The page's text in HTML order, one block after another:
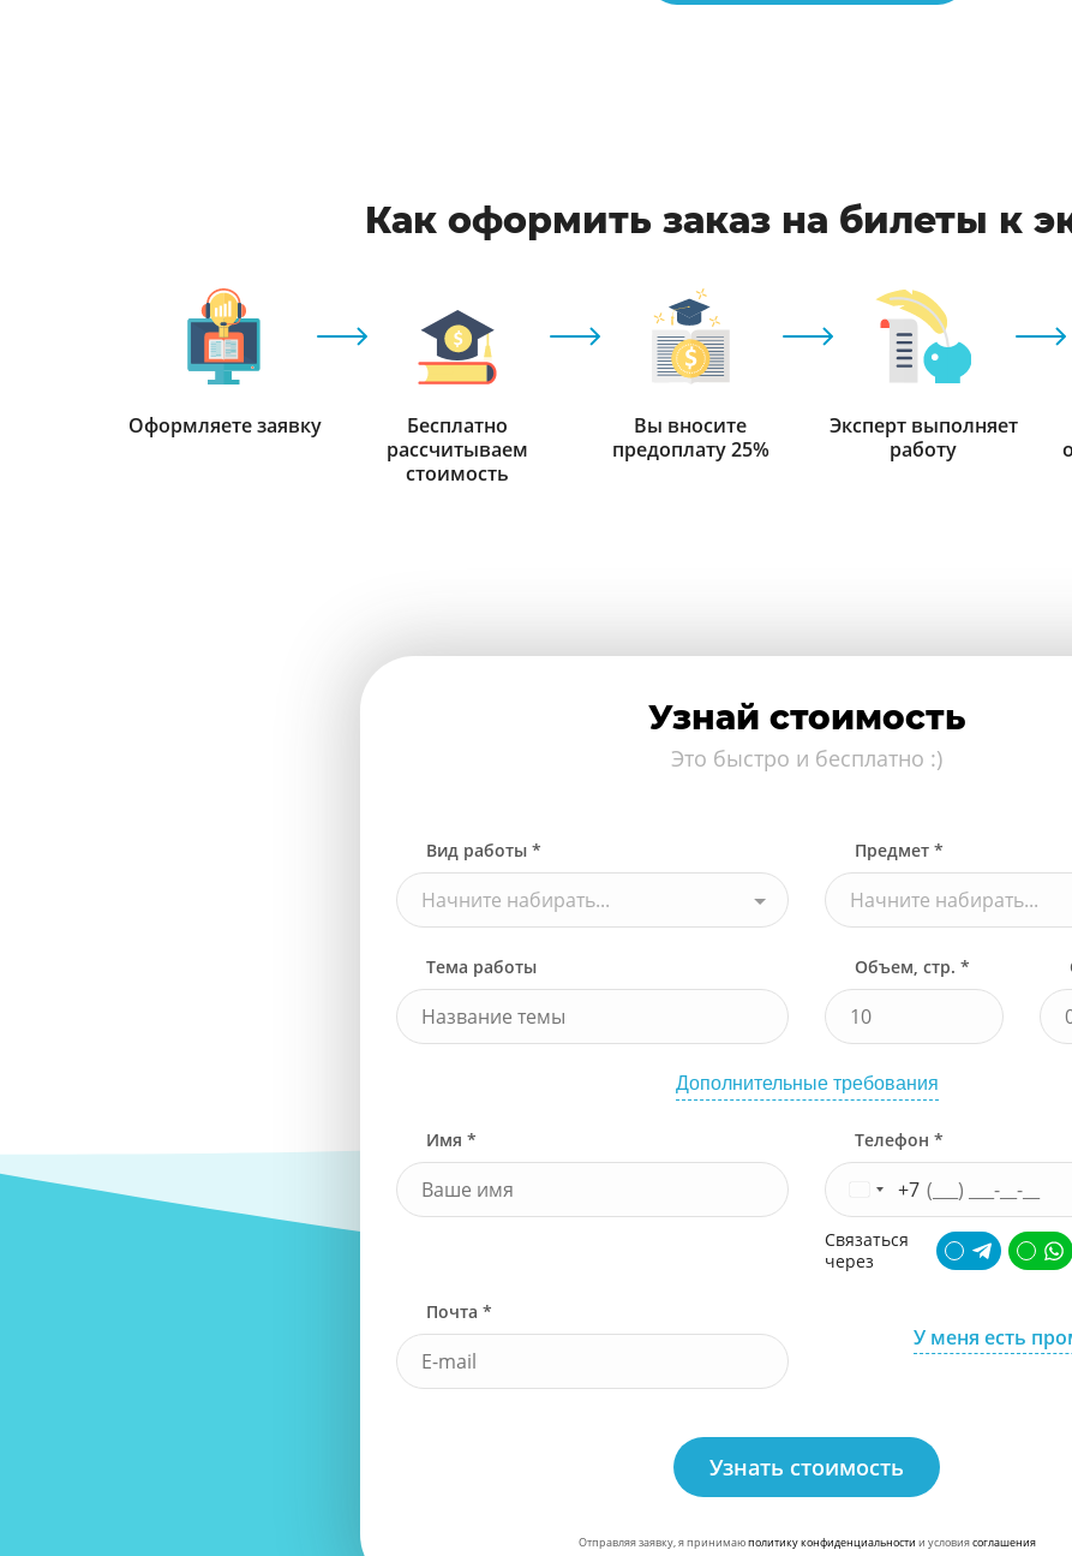
Как оформить заказ на билеты к
Оформляете заявку
Бесплатно
рассчитываем
стоимость
Вы вносите
предоплату 25%
Эксперт выполняет
работу
Узнай стоимость
Это быстро и бесплатно :)
Вид работы *
Начните набирать...
Предмет *
Начните набирать...
Тема работы Объем, стр. *
Дополнительные требования
Имя * Телефон *
+7
Связаться
через
Почта *
У меня есть
Узнать стоимость
Отправляя заявку, я принимаюполитику конфиденциальности и условиясоглашения